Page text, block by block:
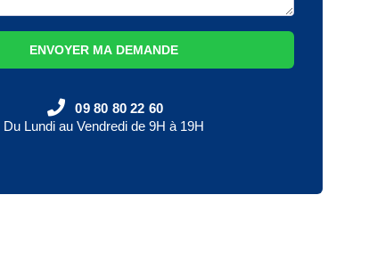
ENVOYER MA DEMANDE
09 80 80 22 60
Du Lundi au Vendredi de 9H à 19H